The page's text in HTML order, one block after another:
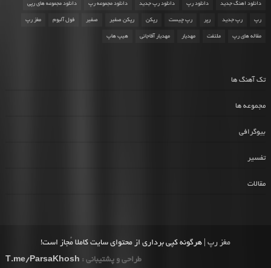
دانلود اهنگ جدید دانلود رپ دانلود رپ جدید دانلود مجموعه رپ دانلود مجموعه های رپی
رپ رپ جدید رپر رپ چیست رپکن رپکن صفیر صفیر فول آلبوم مغز رپ
مقاله های رپ ملتفت مهدیار مهدیار آقاجانی هیپ هاپ
تک آهنگ ها
مجموعه ها
بیوگرافی
تفسیر
مقالات
مغز رپ | هرگونه کپی برداری از محتوای سایت کاملا مُجاز است!
طراحی و پشتیبانی : T.me/ParsaKhosh